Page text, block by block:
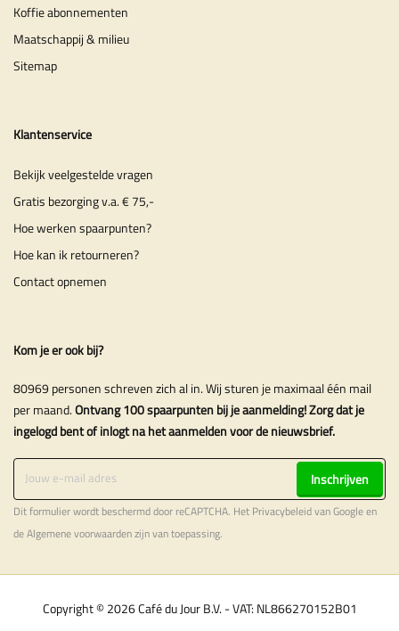
Koffie abonnementen
Maatschappij & milieu
Sitemap
Klantenservice
Bekijk veelgestelde vragen
Gratis bezorging v.a. € 75,-
Hoe werken spaarpunten?
Hoe kan ik retourneren?
Contact opnemen
Kom je er ook bij?
80969 personen schreven zich al in. Wij sturen je maximaal één mail
per maand.Ontvang 100 spaarpunten bij je aanmelding! Zorg dat je
ingelogd bent of inlogt na het aanmelden voor de nieuwsbrief.
Inschrijven
Dit formulier wordt beschermd door reCAPTCHA. Het Privacybeleidvan Google en
deAlgemene voorwaardenzijn van toepassing.
Copyright © 2026 Café du Jour B.V. - VAT: NL866270152B01